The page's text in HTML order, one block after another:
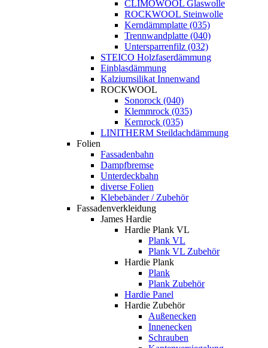
CLIMOWOOL Glaswolle
ROCKWOOL Steinwolle
Kerndämmplatte (035)
Trennwandplatte (040)
Untersparrenfilz (032)
STEICO Holzfaserdämmung
Einblasdämmung
Kalziumsilikat Innenwand
ROCKWOOL
Sonorock (040)
Klemmrock (035)
Kernrock (035)
LINITHERM Steildachdämmung
Folien
Fassadenbahn
Dampfbremse
Unterdeckbahn
diverse Folien
Klebebänder / Zubehör
Fassadenverkleidung
James Hardie
Hardie Plank VL
Plank VL
Plank VL Zubehör
Hardie Plank
Plank
Plank Zubehör
Hardie Panel
Hardie Zubehör
Außenecken
Innenecken
Schrauben